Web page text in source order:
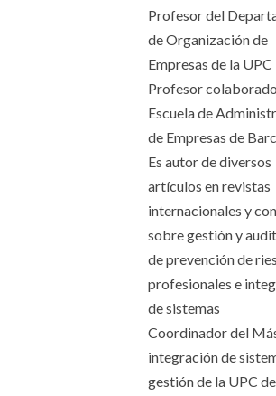
Profesor del
de Organización de
Empresas de la UPC
Profesor
Escuela de
de Empresas de
Es autor de diversos
artículos en revistas
internacionales y
sobre gestión y
de prevención de
profesionales e
de sistemas
Coordinador del
integración de
gestión de la UPC de